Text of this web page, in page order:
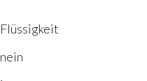
Flüssigkeit
nein